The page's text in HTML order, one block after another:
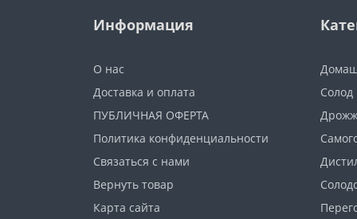
Информация
О нас
Доставка и оплата
ПУБЛИЧНАЯ ОФЕРТА
Политика конфиденциальности
Связаться с нами
Вернуть товар
Карта сайта
Солод